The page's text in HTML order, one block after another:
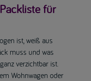
für
ist, weiß aus
muss und was
verzichtbar ist.
Wohnwagen oder